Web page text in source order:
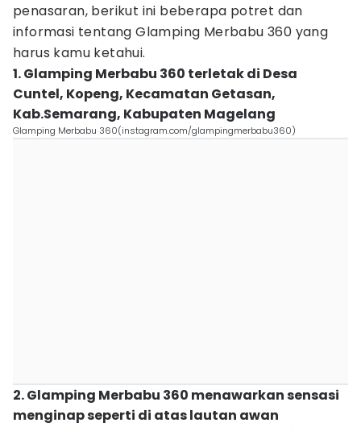
penasaran, berikut ini beberapa potret dan
informasi tentang Glamping Merbabu 360 yang
harus kamu ketahui.
1. Glamping Merbabu 360 terletak di Desa
Cuntel, Kopeng, Kecamatan Getasan,
Kab.Semarang, Kabupaten Magelang
Glamping Merbabu 360(instagram.com/glampingmerbabu360)
2. Glamping Merbabu 360 menawarkan sensasi
menginap seperti di atas lautan awan